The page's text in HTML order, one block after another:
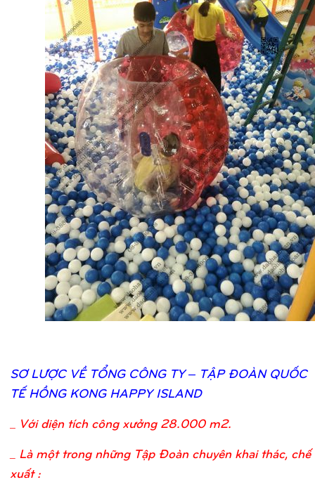
SƠLƯỢC VỀTỔNG CÔNG TY – TẬP ĐOÀN QUỐC
TẾHỒNG KONG HAPPY ISLAND
Với diện tích công xưởng 28.000 m2.
_ Là một trong những Tập Đoàn chuyên khai thác, chế
xuất :